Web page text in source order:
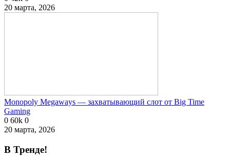
20 марта, 2026
Monopoly Megaways — захватывающий слот от Big Time
Gaming
0 60k 0
20 марта, 2026
В Тренде!